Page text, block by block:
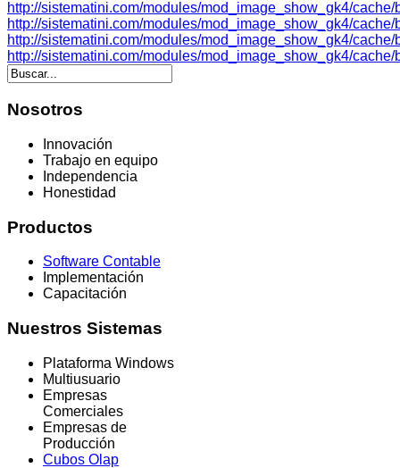
http://sistematini.com/modules/mod_image_show_gk4/
http://sistematini.com/modules/mod_image_show_gk4/
http://sistematini.com/modules/mod_image_show_gk4/
http://sistematini.com/modules/mod_image_show_gk4/
Nosotros
Innovación
Trabajo en equipo
Independencia
Honestidad
Productos
Software Contable
Implementación
Capacitación
Nuestros Sistemas
Plataforma Windows
Multiusuario
Empresas
Comerciales
Empresas de
Producción
Cubos Olap